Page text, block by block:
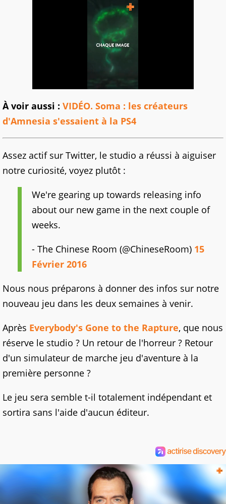
À voir aussi : VIDÉO. Soma : les créateurs
d'Amnesia s'essaient à la PS4
Assez actif sur Twitter, le studio a réussi à aiguiser
notre curiosité, voyez plutôt :
We're gearing up towards releasing info
about our new game in the next couple of
weeks.
- The Chinese Room (@ChineseRoom) 15
Février 2016
Nous nous préparons à donner des infos sur notre
nouveau jeu dans les deux semaines à venir.
Après Everybody's Gone to the Rapture, que nous
réserve le studio ? Un retour de l'horreur ? Retour
d'un simulateur de marche jeu d'aventure à la
première personne ?
Le jeu sera semble t-il totalement indépendant et
sortira sans l'aide d'aucun éditeur.